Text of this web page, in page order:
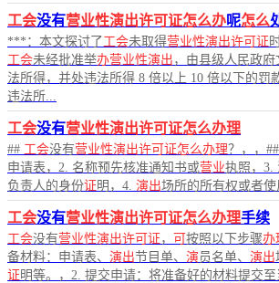
工会没有营业性演出许可证怎么办呢怎么
***：本文探讨了工会未取得营业性演出许可证
工会未经批准举办营业性演出 ，由县级人民政
法所得，并处违法所得 8 倍以上 10 倍以下的罚
违法所...
工会没有营业性演出许可证怎么办理
## 工会没有营业性演出许可证怎么办理？，，
申请表，2. 名称预先核准通知书或营业执照，3.
负责人的身份证明，4. 演出场所的所有权或者使
工会没有营业性演出许可证怎么办理手续
工会没有营业性演出许可证， 可按照以下步骤办
备材料：申请表、 演出节目单、 演 员名单、 演出
证明等。，2. 提交申请：将准备好的材料提交至